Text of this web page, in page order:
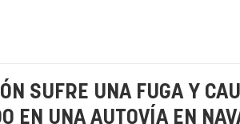
SUFRE UNA FUGA Y
EN UNA AUTOVÍA EN